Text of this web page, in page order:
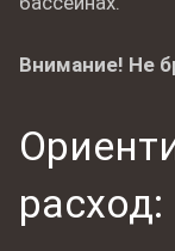
Внимание! Не
расход: